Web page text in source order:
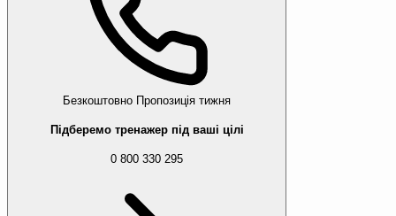
Безкоштовно Пропозиція тижня
Підберемо тренажер під ваші цілі
0 800 330 295